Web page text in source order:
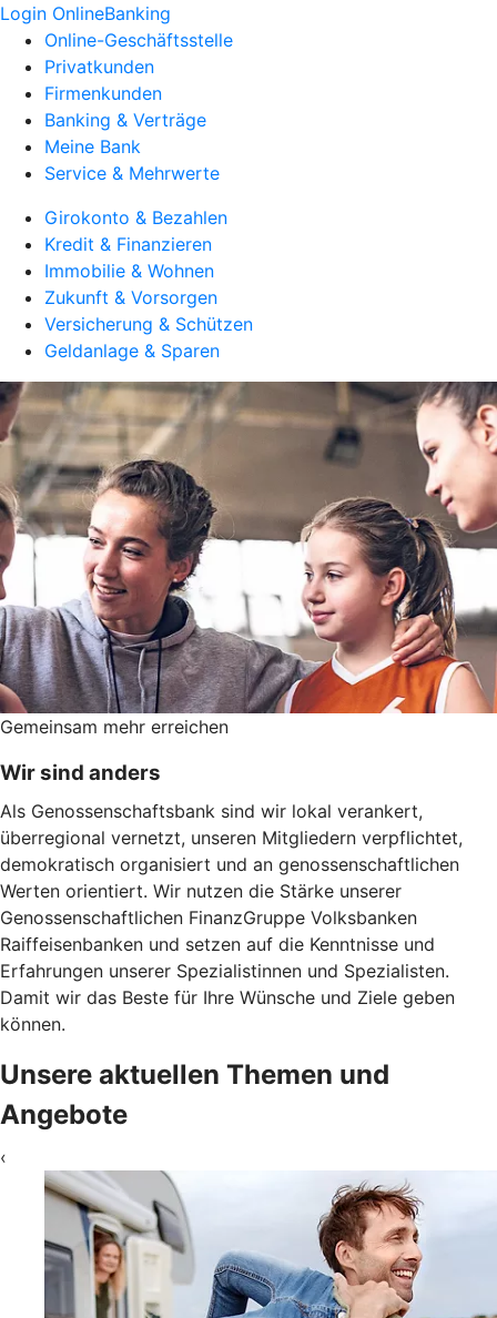
Login OnlineBanking
Online-Geschäftsstelle
Privatkunden
Firmenkunden
Banking & Verträge
Meine Bank
Service & Mehrwerte
Girokonto & Bezahlen
Kredit & Finanzieren
Immobilie & Wohnen
Zukunft & Vorsorgen
Versicherung & Schützen
Geldanlage & Sparen
Gemeinsam mehr erreichen
Wir sind anders
Als Genossenschaftsbank sind wir lokal verankert,
überregional vernetzt, unseren Mitgliedern verpflichtet,
demokratisch organisiert und an genossenschaftlichen
Werten orientiert. Wir nutzen die Stärke unserer
Genossenschaftlichen FinanzGruppe Volksbanken
Raiffeisenbanken und setzen auf die Kenntnisse und
Erfahrungen unserer Spezialistinnen und Spezialisten.
Damit wir das Beste für Ihre Wünsche und Ziele geben
können.
Unsere aktuellen Themen und
Angebote
‹